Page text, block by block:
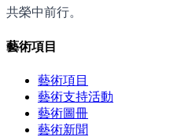
共榮中前行。
藝術項目
藝術項目
藝術支持活動
藝術圖冊
藝術新聞